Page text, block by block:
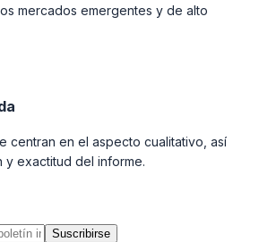
mercados emergentes y de alto
centran en el aspecto cualitativo, así
y exactitud del informe.
Suscribirse